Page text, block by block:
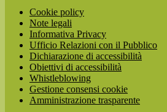
Cookie policy
Note legali
Informativa Privacy
Ufficio Relazioni con il Pubblico
Dichiarazione di accessibilità
Obiettivi di accessibilità
Whistleblowing
Gestione consensi cookie
Amministrazione trasparente